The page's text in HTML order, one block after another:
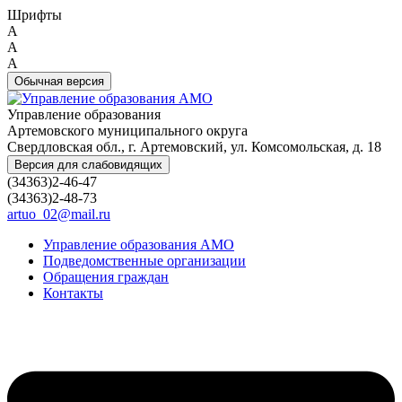
Шрифты
A
A
A
Обычная версия
Управление образования
Артемовского муниципального округа
Свердловская обл., г. Артемовский, ул. Комсомольская, д. 18
Версия для слабовидящих
(34363)2-46-47
(34363)2-48-73
artuo_02@mail.ru
Управление образования АМО
Подведомственные организации
Обращения граждан
Контакты